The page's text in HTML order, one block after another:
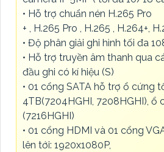
• Hỗ trợ chuẩn nén H.265 Pro
+ , H.265 Pro , H.265 , H.264+,
• Độ phân giải ghi hình tối đa
• Hỗ trợ truyền âm thanh qua
đầu ghi có kí hiệu (S)
• 01 cổng SATA hỗ trợ ổ cứng
4TB(7204HGHI, 7208HGHI), ổ
(7216HGHI)
• 01 cổng HDMI và 01 cổng
lên tới: 1920x1080P,